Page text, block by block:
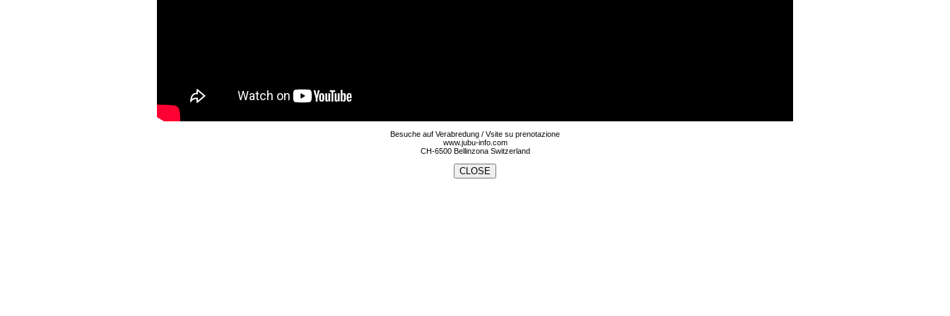
Besuche auf Verabredung / Vsite su prenotazione
www.jubu-info.com
CH-6500 Bellinzona Switzerland